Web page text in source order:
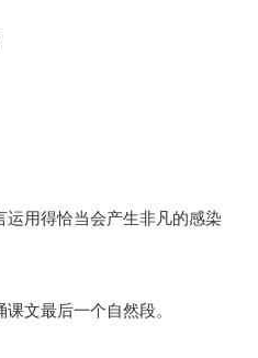
运用得恰当会产生非凡的感染
文最后一个自然段。